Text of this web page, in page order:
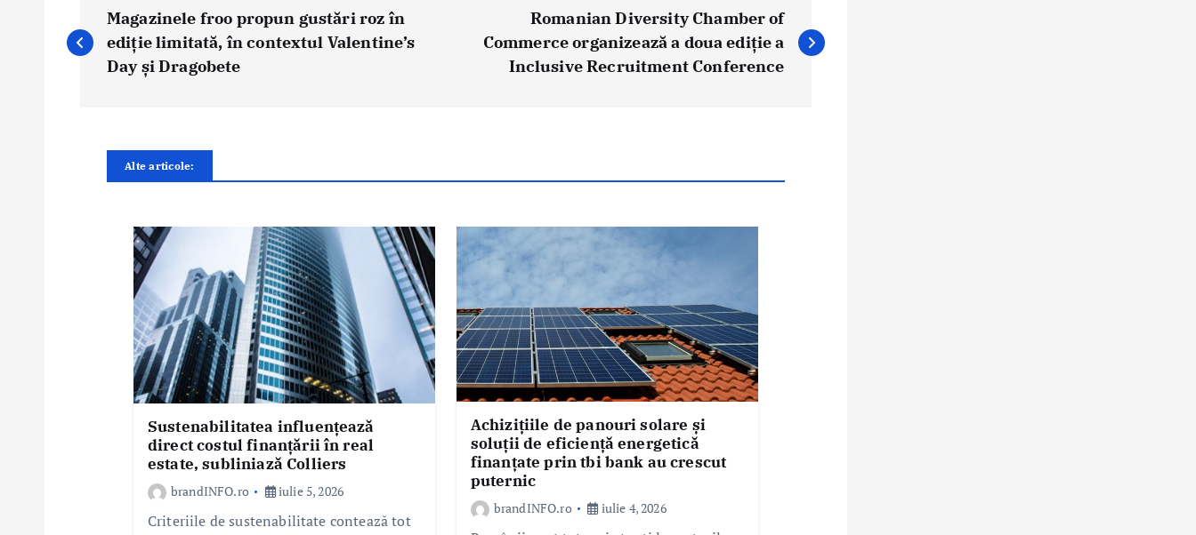
v
Magazinele froo propun gustări roz în
ediție limitată, în contextul Valentine’s
Day și Dragobete
Romanian Diversity Chamber of
Commerce organizează a doua ediție a
Inclusive Recruitment Conference
Alte articole:
Sustenabilitatea influențează
direct costul finanțării în real
estate, subliniază Colliers
brandINFO.ro iulie 5, 2026
Criteriile de sustenabilitate contează tot
Achizițiile de panouri solare și
soluții de eficiență energetică
finanțate prin tbi bank au crescut
puternic
brandINFO.ro iulie 4, 2026